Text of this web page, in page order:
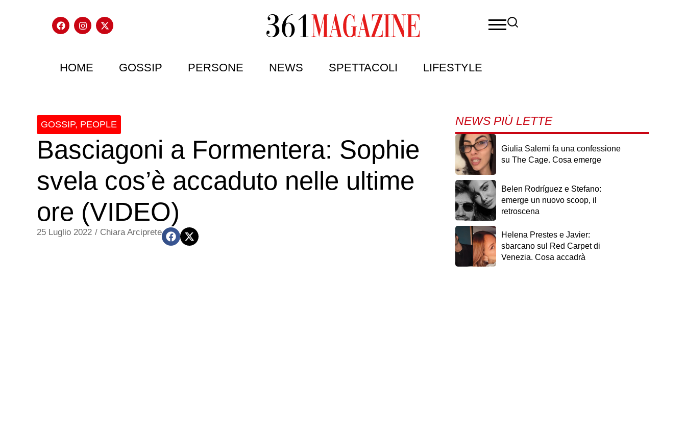
HOME GOSSIP PERSONE NEWS SPETTACOLI LIFESTYLE
GOSSIP, PEOPLE
Basciagoni a Formentera: Sophie
svela cos’è accaduto nelle ultime
ore (VIDEO)
25 Luglio 2022 / Chiara Arciprete
NEWS PIÙ LETTE
Giulia Salemi fa una confessione
su The Cage. Cosa emerge
Belen Rodríguez e Stefano:
emerge un nuovo scoop, il
retroscena
Helena Prestes e Javier:
sbarcano sul Red Carpet di
Venezia. Cosa accadrà